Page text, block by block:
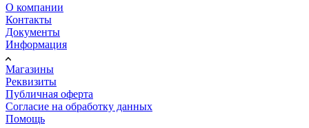
О компании
Контакты
Документы
Информация
Магазины
Реквизиты
Публичная оферта
Согласие на обработку данных
Помощь